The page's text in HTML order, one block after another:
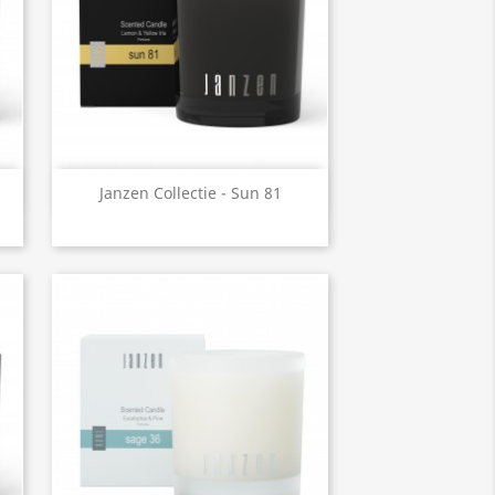
Janzen Collectie - Sun 81
Snel bekijken